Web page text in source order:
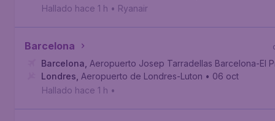
Hallado hace 1 h • Ryanair
Barcelona
Barcelona Aeropuerto Josep Tarradellas Barcelona-El
Londres Aeropuerto de Londres-Luton • 06 oct
Hallado hace 1 h •